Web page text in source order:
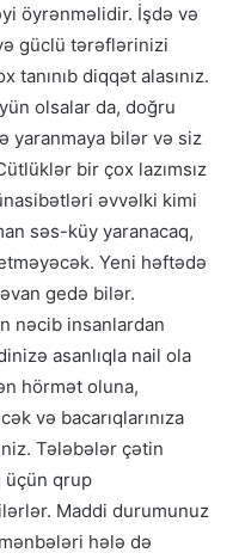
öyrənməlidir. İşdə və
güclü tərəflərinizi
diqqət alasınız.
olsalar da, doğru
yaranmaya bilər və siz
bir çox lazımsız
əvvəlki kimi
səs-küy yaranacaq,
Yeni həftədə
gedə bilər.
nəcib insanlardan
asanlıqla nail ola
hörmət oluna,
və bacarıqlarınıza
Tələbələr çətin
üçün qrup
Maddi durumunuz
hələ də